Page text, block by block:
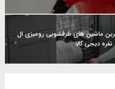
ماشین های ظرفشویی رومیزی ال